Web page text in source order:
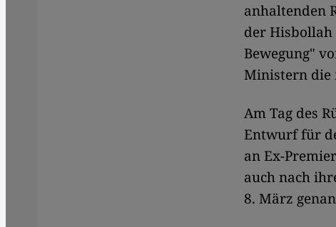
anhaltenden
der
Bewegung"
Ministern die
Am Tag des
Entwurf für
an Ex-
auch nach
8. März